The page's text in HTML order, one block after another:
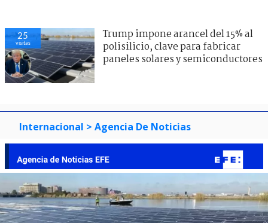
25
visitas
Trump impone arancel del 15% al
polisilicio, clave para fabricar
paneles solares y semiconductores
Internacional > Agencia De Noticias